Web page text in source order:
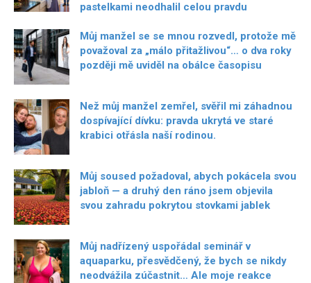
pastelkami neodhalil celou pravdu
Můj manžel se se mnou rozvedl, protože mě
považoval za „málo přitažlivou“… o dva roky
později mě uviděl na obálce časopisu
Než můj manžel zemřel, svěřil mi záhadnou
dospívající dívku: pravda ukrytá ve staré
krabici otřásla naší rodinou.
Můj soused požadoval, abych pokácela svou
jabloň — a druhý den ráno jsem objevila
svou zahradu pokrytou stovkami jablek
Můj nadřízený uspořádal seminář v
aquaparku, přesvědčený, že bych se nikdy
neodvážila zúčastnit… Ale moje reakce